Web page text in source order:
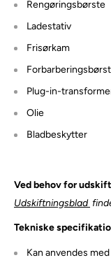
Rengøringsbørste
Ladestativ
Frisørkam
Plug-in-
Olie
Bladbeskytter
Ved behov for
Udskiftningsblad
Tekniske
Kan anvendes